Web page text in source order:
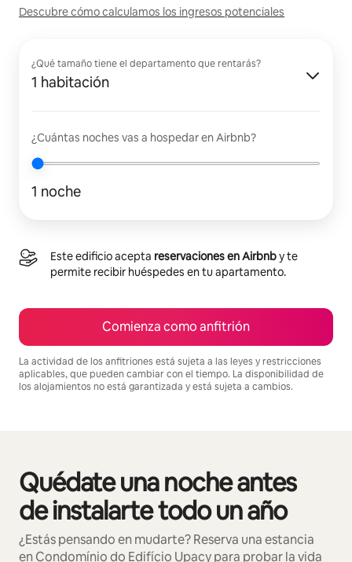
Descubre cómo calculamos los ingresos potenciales
¿Qué tamaño tiene el departamento que rentarás?
1 habitación
¿Cuántas noches vas a hospedar en Airbnb?
1 noche
Este edificio acepta reservaciones en Airbnby te
permite recibir huéspedes en tu apartamento.
Comienza como anfitrión
La actividad de los anfitriones está sujeta a las leyes y restricciones
aplicables, que pueden cambiar con el tiempo. La disponibilidad de
los alojamientos no está garantizada y está sujeta a cambios.
Quédate una noche antes
de instalarte todo un año
¿Estás pensando en mudarte? Reserva una estancia
en Condomínio do Edifício Upacy para probar la vida
Mostrando 0 de 0 elementos